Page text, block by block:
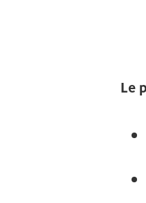
Le